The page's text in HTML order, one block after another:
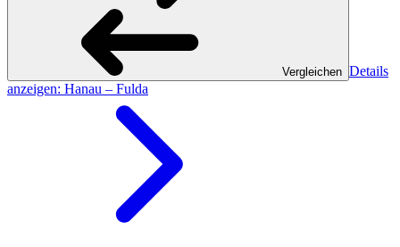
Vergleichen Details
anzeigen: Hanau – Fulda